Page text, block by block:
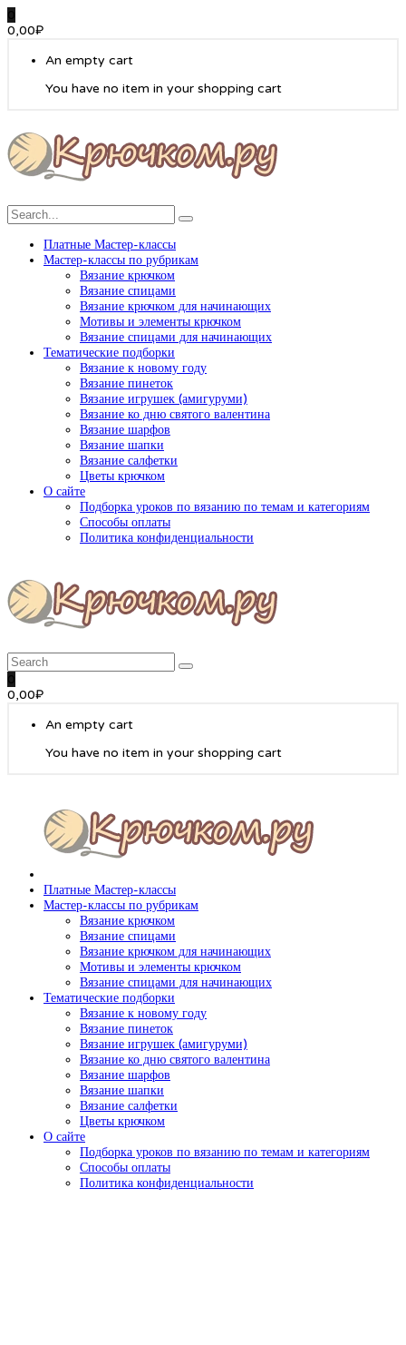
0
0,00₽
An empty cart
You have no item in your shopping cart
Платные Мастер-классы
Мастер-классы по рубрикам
Вязание крючком
Вязание спицами
Вязание крючком для начинающих
Мотивы и элементы крючком
Вязание спицами для начинающих
Тематические подборки
Вязание к новому году
Вязание пинеток
Вязание игрушек (амигуруми)
Вязание ко дню святого валентина
Вязание шарфов
Вязание шапки
Вязание салфетки
Цветы крючком
О сайте
Подборка уроков по вязанию по темам и категориям
Способы оплаты
Политика конфиденциальности
0
0,00₽
An empty cart
You have no item in your shopping cart
Платные Мастер-классы
Мастер-классы по рубрикам
Вязание крючком
Вязание спицами
Вязание крючком для начинающих
Мотивы и элементы крючком
Вязание спицами для начинающих
Тематические подборки
Вязание к новому году
Вязание пинеток
Вязание игрушек (амигуруми)
Вязание ко дню святого валентина
Вязание шарфов
Вязание шапки
Вязание салфетки
Цветы крючком
О сайте
Подборка уроков по вязанию по темам и категориям
Способы оплаты
Политика конфиденциальности